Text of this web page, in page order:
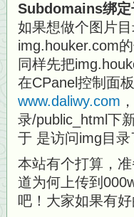
Subdomains绑定
如果想做个图片
img.houker.com的
同样先把
在CPanel控制面
www.daliwy.com
录/public_html下
于 是访问img目录
本站有个打算，
道为何上传到
吧！大家如果有